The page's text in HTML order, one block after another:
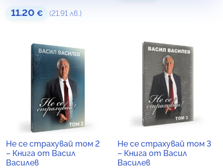
Оценено
11.20 € (21.91 лв.)
Не се страхувай том 2
– Книга от Васил
Василев
Не се страхувай том 3
– Книга от Васил
Василев